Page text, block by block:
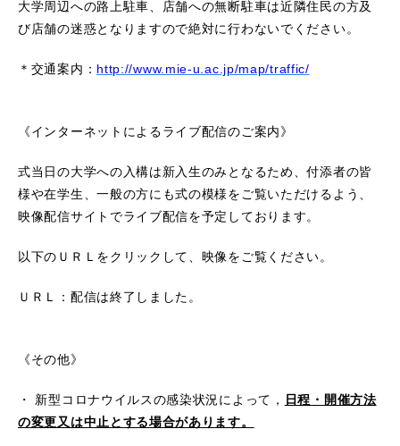
大学周辺への路上駐車、店舗への無断駐車は近隣住民の方及
び店舗の迷惑となりますので絶対に行わないでください。
＊交通案内： http://www.mie-u.ac.jp/map/traffic/
《インターネットによるライブ配信のご案内》
式当日の大学への入構は新入生のみとなるため、付添者の皆
様や在学生、一般の方にも式の模様をご覧いただけるよう、
映像配信サイトでライブ配信を予定しております。
以下のＵＲＬをクリックして、映像をご覧ください。
ＵＲＬ：配信は終了しました。
《その他》
・ 新型コロナウイルスの感染状況によって，
日程・開催方法
の変更又は中止とする場合があります。